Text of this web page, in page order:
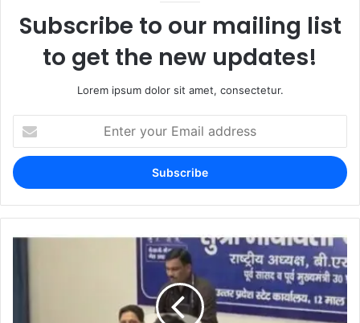
Subscribe to our mailing list
to get the new updates!
Lorem ipsum dolor sit amet, consectetur.